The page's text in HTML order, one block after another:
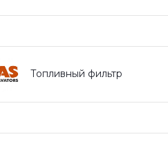
Топливный фильтр